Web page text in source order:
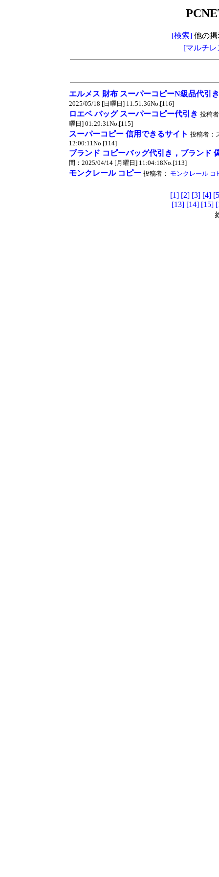
[検索] 他の
[マルチ
エルメス 財布 スーパーコピーN級品代引き
2025/05/18 [日曜日] 11:51:36No.[116]
ロエベ バッグ スーパーコピー代引き 投稿
曜日] 01:29:31No.[115]
スーパーコピー 信用できるサイト 投稿者：
12:00:11No.[114]
ブランド コピーバッグ代引き，ブランド
間：2025/04/14 [月曜日] 11:04:18No.[113]
モンクレール コピー 投稿者： モンクレール コ
[1] [2] [3] [4]
[13] [14] [15]